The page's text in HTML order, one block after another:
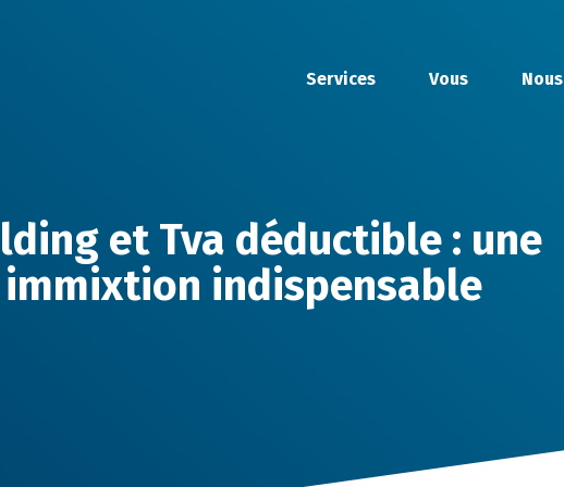
Services Vous Nous
et Tva déductible : une
immixtion indispensable